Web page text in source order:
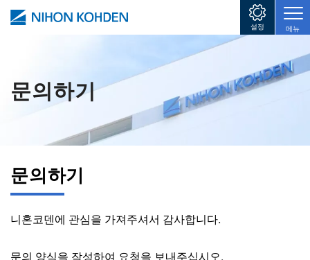
주요 콘텐츠로 건너뛰기
설정 메뉴
Image
문의하기
문의하기
니혼코덴에 관심을 가져주셔서 감사합니다.
문의 양식을 작성하여 요청을 보내주십시오.